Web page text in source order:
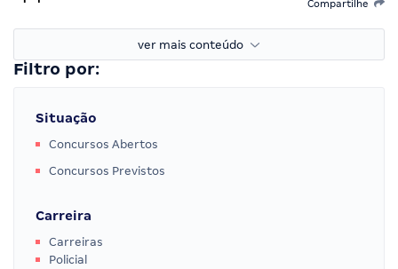
Compartilhe
ver mais conteúdo
Filtro por:
Situação
Concursos Abertos
Concursos Previstos
Carreira
Carreiras
Policial